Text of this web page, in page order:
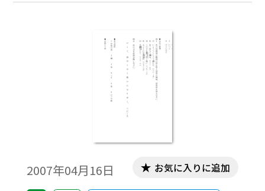
2007年04月16日 お気に入りに追加